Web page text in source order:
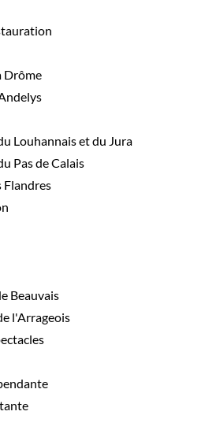
Drôme
Louhannais et du Jura
Pas de Calais
Flandres
Beauvais
l'Arrageois